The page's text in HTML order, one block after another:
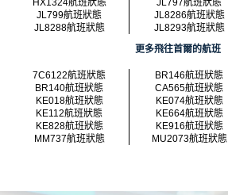
HX1324航班狀態
JL797航班狀態
JL799航班狀態
JL8286航班狀態
JL8288航班狀態
JL8293航班狀態
更多飛往首爾的航班
7C6122航班狀態
BR146航班狀態
BR140航班狀態
CA565航班狀態
KE018航班狀態
KE074航班狀態
KE112航班狀態
KE664航班狀態
KE828航班狀態
KE916航班狀態
MM737航班狀態
MU2073航班狀態